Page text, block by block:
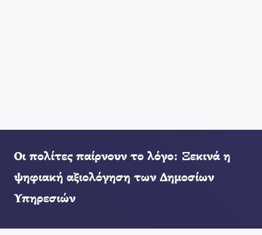
Οι πολίτες παίρνουν το λόγο: Ξεκινά η
ψηφιακή αξιολόγηση των Δημοσίων
Υπηρεσιών